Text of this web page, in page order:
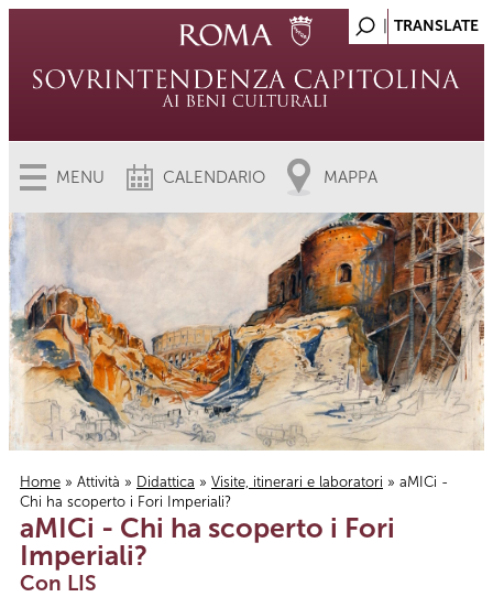
MENU CALENDARIO MAPPA
Tu sei qui
Home » Attività » Didattica » Visite, itinerari e laboratori » aMICi -
Chi ha scoperto i Fori Imperiali?
aMICi - Chi ha scoperto i Fori
Imperiali?
Con LIS